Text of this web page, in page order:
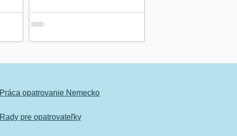
Práca opatrovanie Nemecko
Rady pre opatrovateľky